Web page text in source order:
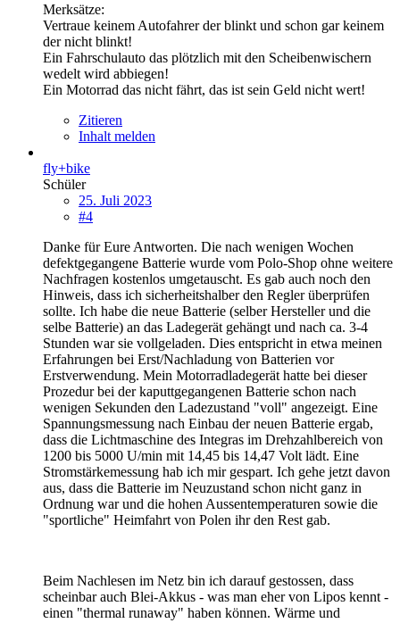
Merksätze:
Vertraue keinem Autofahrer der blinkt und schon gar keinem
der nicht blinkt!
Ein Fahrschulauto das plötzlich mit den Scheibenwischern
wedelt wird abbiegen!
Ein Motorrad das nicht fährt, das ist sein Geld nicht wert!
Zitieren
Inhalt melden
fly+bike
Schüler
25. Juli 2023
#4
Danke für Eure Antworten. Die nach wenigen Wochen
defektgegangene Batterie wurde vom Polo-Shop ohne weitere
Nachfragen kostenlos umgetauscht. Es gab auch noch den
Hinweis, dass ich sicherheitshalber den Regler überprüfen
sollte. Ich habe die neue Batterie (selber Hersteller und die
selbe Batterie) an das Ladegerät gehängt und nach ca. 3-4
Stunden war sie vollgeladen. Dies entspricht in etwa meinen
Erfahrungen bei Erst/Nachladung von Batterien vor
Erstverwendung. Mein Motorradladegerät hatte bei dieser
Prozedur bei der kaputtgegangenen Batterie schon nach
wenigen Sekunden den Ladezustand "voll" angezeigt. Eine
Spannungsmessung nach Einbau der neuen Batterie ergab,
dass die Lichtmaschine des Integras im Drehzahlbereich von
1200 bis 5000 U/min mit 14,45 bis 14,47 Volt lädt. Eine
Stromstärkemessung hab ich mir gespart. Ich gehe jetzt davon
aus, dass die Batterie im Neuzustand schon nicht ganz in
Ordnung war und die hohen Aussentemperaturen sowie die
"sportliche" Heimfahrt von Polen ihr den Rest gab.
Beim Nachlesen im Netz bin ich darauf gestossen, dass
scheinbar auch Blei-Akkus - was man eher von Lipos kennt -
einen "thermal runaway" haben können. Wärme und